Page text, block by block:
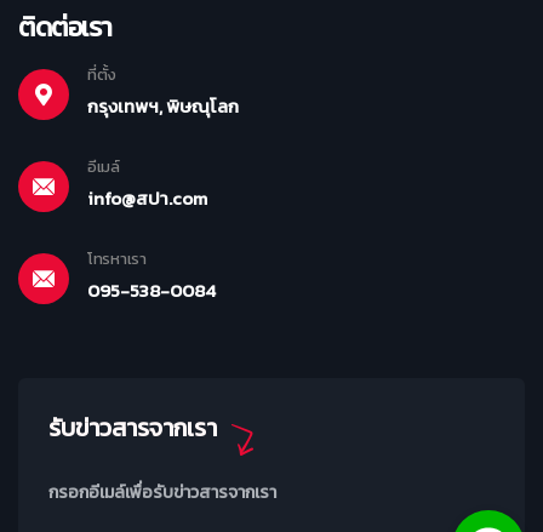
ติดต่อเรา
ที่ตั้ง
กรุงเทพฯ, พิษณุโลก
อีเมล์
info@สปา.com
โทรหาเรา
095-538-0084
รับข่าวสารจากเรา
กรอกอีเมล์เพื่อรับข่าวสารจากเรา